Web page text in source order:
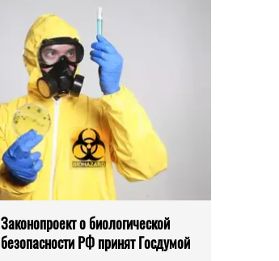
Законопроект о биологической
безопасности РФ принят Госдумой